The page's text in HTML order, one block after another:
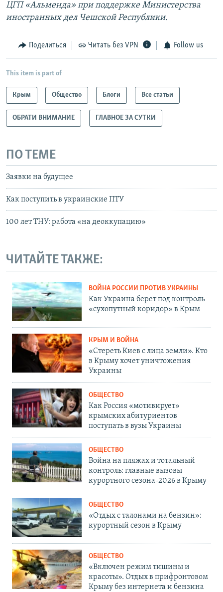
ЦГП «Альменда» при поддержке Министерства
иностранных дел Чешской Республики.
Поделиться Читать без VPN Follow us
This item is part of
Крым Общество Блоги Все статьи
ОБРАТИ ВНИМАНИЕ ГЛАВНОЕ ЗА СУТКИ
ПО ТЕМЕ
Заявки на будущее
Как поступить в украинские ПТУ
100 лет ТНУ: работа «на деоккупацию»
ЧИТАЙТЕ ТАКЖЕ:
ВОЙНА РОССИИ ПРОТИВ УКРАИНЫ
Как Украина берет под контроль
«сухопутный коридор» в Крым
КРЫМ И ВОЙНА
«Стереть Киев с лица земли». Кто
в Крыму хочет уничтожения
Украины
ОБЩЕСТВО
Как Россия «мотивирует»
крымских абитуриентов
поступать в вузы Украины
ОБЩЕСТВО
Война на пляжах и тотальный
контроль: главные вызовы
курортного сезона-2026 в Крыму
ОБЩЕСТВО
«Отдых с талонами на бензин»:
курортный сезон в Крыму
ОБЩЕСТВО
«Включен режим тишины и
красоты». Отдых в прифронтовом
Крыму без интернета и бензина